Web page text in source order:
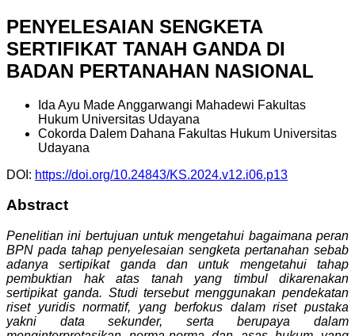
PENYELESAIAN SENGKETA
SERTIFIKAT TANAH GANDA DI
BADAN PERTANAHAN NASIONAL
Ida Ayu Made Anggarwangi Mahadewi Fakultas
Hukum Universitas Udayana
Cokorda Dalem Dahana Fakultas Hukum Universitas
Udayana
DOI: https://doi.org/10.24843/KS.2024.v12.i06.p13
Abstract
Penelitian ini bertujuan untuk mengetahui bagaimana peran
BPN pada tahap penyelesaian sengketa pertanahan sebab
adanya sertipikat ganda dan untuk mengetahui tahap
pembuktian hak atas tanah yang timbul dikarenakan
sertipikat ganda. Studi tersebut menggunakan pendekatan
riset yuridis normatif, yang berfokus dalam riset pustaka
yakni data sekunder, serta berupaya dalam